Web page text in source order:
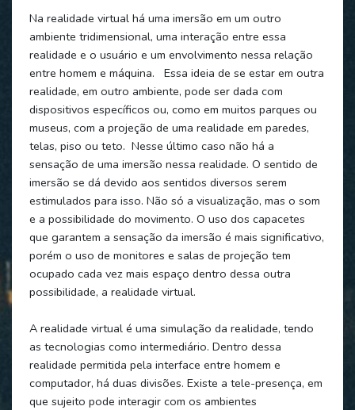
Na realidade virtual há uma imersão em um outro
ambiente tridimensional, uma interação entre essa
realidade e o usuário e um envolvimento nessa relação
entre homem e máquina. Essa ideia de se estar em outra
realidade, em outro ambiente, pode ser dada com
dispositivos específicos ou, como em muitos parques ou
museus, com a projeção de uma realidade em paredes,
telas, piso ou teto. Nesse último caso não há a
sensação de uma imersão nessa realidade. O sentido de
imersão se dá devido aos sentidos diversos serem
estimulados para isso. Não só a visualização, mas o som
e a possibilidade do movimento. O uso dos capacetes
que garantem a sensação da imersão é mais significativo,
porém o uso de monitores e salas de projeção tem
ocupado cada vez mais espaço dentro dessa outra
possibilidade, a realidade virtual.
A realidade virtual é uma simulação da realidade, tendo
as tecnologias como intermediário. Dentro dessa
realidade permitida pela interface entre homem e
computador, há duas divisões. Existe a tele-presença, em
que sujeito pode interagir com os ambientes